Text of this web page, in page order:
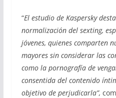
“El estudio de Kaspersky
normalización del sexting,
jóvenes, quienes comparten
mayores sin considerar las
como la pornografía de
consentida del contenido
objetivo de perjudicarla”,